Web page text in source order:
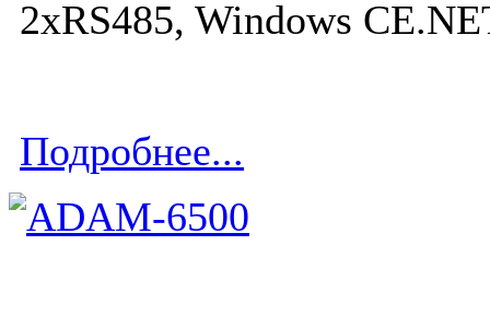
2xRS485, Windows
Подробнее...